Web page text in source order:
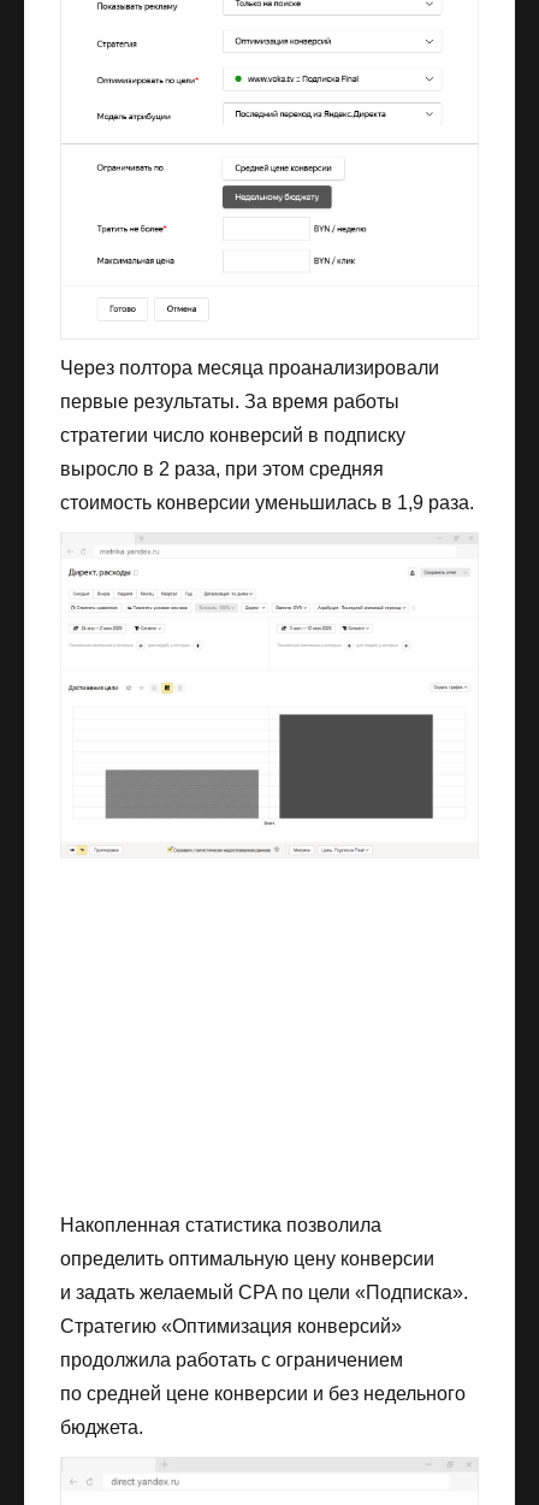
Через полтора месяца проанализировали
первые результаты. За время работы
стратегии число конверсий в подписку
выросло в 2 раза, при этом средняя
стоимость конверсии уменьшилась в 1,9 раза.
Накопленная статистика позволила
определить оптимальную цену конверсии
и задать желаемый CPA по цели «Подписка».
Стратегию «Оптимизация конверсий»
продолжила работать с ограничением
по средней цене конверсии и без недельного
бюджета.